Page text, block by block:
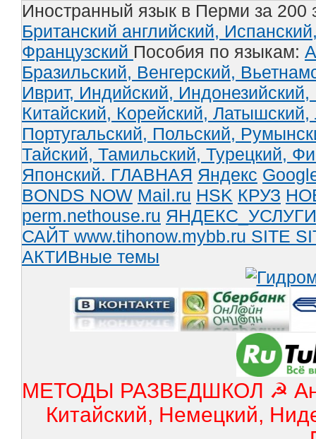
Иностранный язык в Перми за 200
Британский английский,
Французский Пособия по языкам:
Бразильский, Венгерский,
Иврит, Индийский, Индонезийский,
Китайский, Корейский, Латышский,
Португальский, Польский,
Тайский, Тамильский, Турецкий,
Японский. ГЛАВНАЯ Яндекс
BONDS NOW Mail.ru HSK КРУЗ
perm.nethouse.ru ЯНДЕКС_УСЛУГИ
САЙТ www.tihonow.mybb.ru SITE
АКТИВные темы
МЕТОДЫ РАЗВЕДШКОЛ ☭
Китайский, Немецкий,